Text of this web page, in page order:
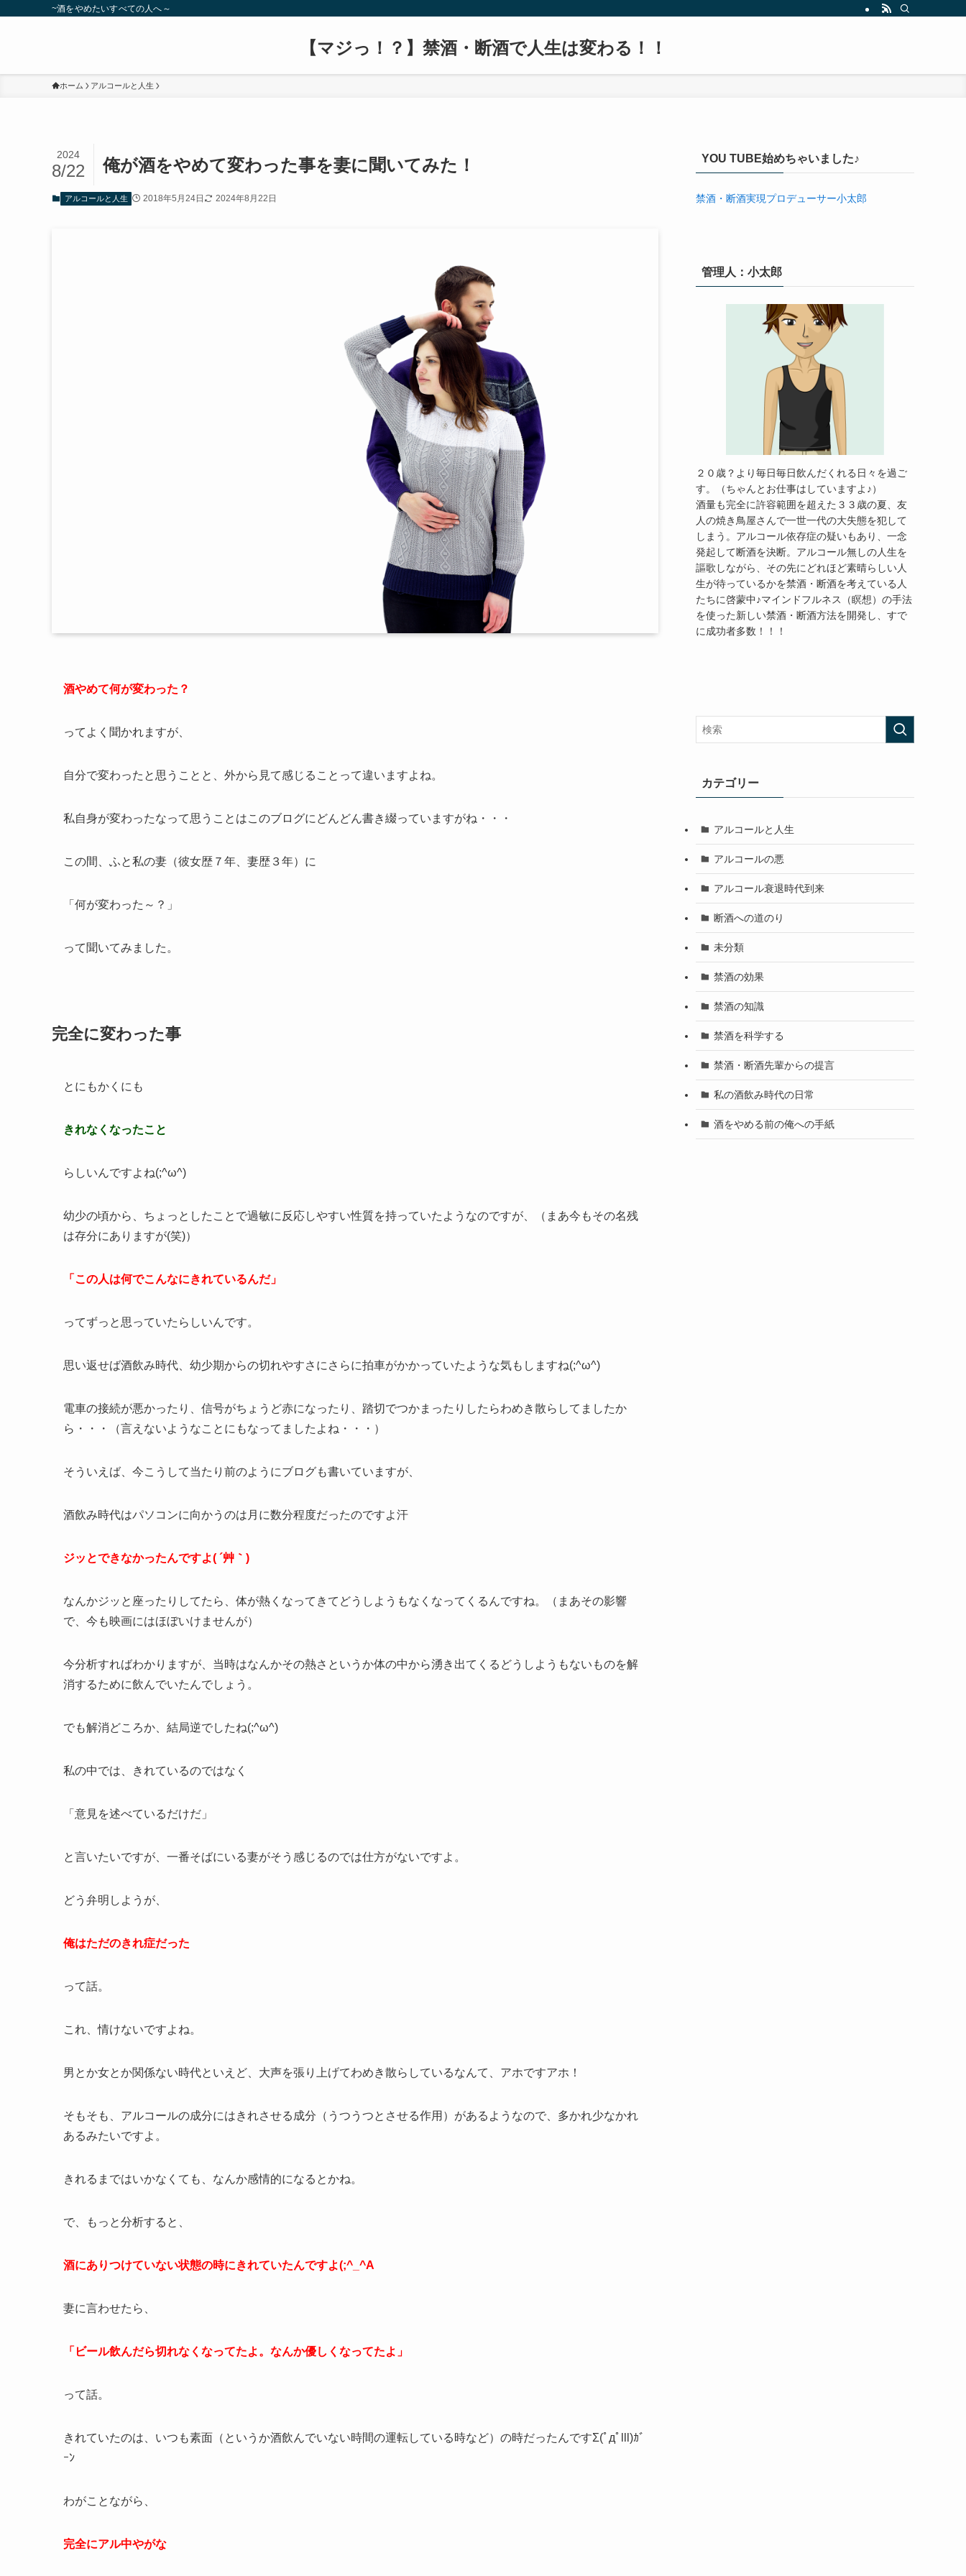
~酒をやめたいすべての人へ～
【マジっ！？】禁酒・断酒で人生は変わる！！
ホーム アルコールと人生
俺が酒をやめて変わった事を妻に聞いてみた！
2024
8/22
アルコールと人生 2018年5月24日 2024年8月22日
酒やめて何が変わった？
ってよく聞かれますが、
自分で変わったと思うことと、外から見て感じることって違いますよね。
私自身が変わったなって思うことはこのブログにどんどん書き綴っていますがね・・・
この間、ふと私の妻（彼女歴７年、妻歴３年）に
「何が変わった～？」
って聞いてみました。
完全に変わった事
とにもかくにも
きれなくなったこと
らしいんですよね(;^ω^)
幼少の頃から、ちょっとしたことで過敏に反応しやすい性質を持っていたようなのですが、（まあ今もその名残
は存分にありますが(笑)）
「この人は何でこんなにきれているんだ」
ってずっと思っていたらしいんです。
思い返せば酒飲み時代、幼少期からの切れやすさにさらに拍車がかかっていたような気もしますね(;^ω^)
電車の接続が悪かったり、信号がちょうど赤になったり、踏切でつかまったりしたらわめき散らしてましたか
ら・・・（言えないようなことにもなってましたよね・・・）
そういえば、今こうして当たり前のようにブログも書いていますが、
酒飲み時代はパソコンに向かうのは月に数分程度だったのですよ汗
ジッとできなかったんですよ( ´艸｀)
なんかジッと座ったりしてたら、体が熱くなってきてどうしようもなくなってくるんですね。（まあその影響
で、今も映画にはほぼいけませんが）
今分析すればわかりますが、当時はなんかその熱さというか体の中から湧き出てくるどうしようもないものを解
消するために飲んでいたんでしょう。
でも解消どころか、結局逆でしたね(;^ω^)
私の中では、きれているのではなく
「意見を述べているだけだ」
と言いたいですが、一番そばにいる妻がそう感じるのでは仕方がないですよ。
どう弁明しようが、
俺はただのきれ症だった
って話。
これ、情けないですよね。
男とか女とか関係ない時代といえど、大声を張り上げてわめき散らしているなんて、アホですアホ！
そもそも、アルコールの成分にはきれさせる成分（うつうつとさせる作用）があるようなので、多かれ少なかれ
あるみたいですよ。
きれるまではいかなくても、なんか感情的になるとかね。
で、もっと分析すると、
酒にありつけていない状態の時にきれていたんですよ(;^_^A
妻に言わせたら、
「ビール飲んだら切れなくなってたよ。なんか優しくなってたよ」
って話。
きれていたのは、いつも素面（というか酒飲んでいない時間の運転している時など）の時だったんですΣ(ﾟдﾟlll)ｶﾞ
ｰﾝ
わがことながら、
完全にアル中やがな
YOU TUBE始めちゃいました♪
禁酒・断酒実現プロデューサー小太郎
管理人：小太郎
２０歳？より毎日毎日飲んだくれる日々を過ご
す。（ちゃんとお仕事はしていますよ♪）
酒量も完全に許容範囲を超えた３３歳の夏、友
人の焼き鳥屋さんで一世一代の大失態を犯して
しまう。アルコール依存症の疑いもあり、一念
発起して断酒を決断。アルコール無しの人生を
謳歌しながら、その先にどれほど素晴らしい人
生が待っているかを禁酒・断酒を考えている人
たちに啓蒙中♪マインドフルネス（瞑想）の手法
を使った新しい禁酒・断酒方法を開発し、すで
に成功者多数！！！
カテゴリー
アルコールと人生
アルコールの悪
アルコール衰退時代到来
断酒への道のり
未分類
禁酒の効果
禁酒の知識
禁酒を科学する
禁酒・断酒先輩からの提言
私の酒飲み時代の日常
酒をやめる前の俺への手紙